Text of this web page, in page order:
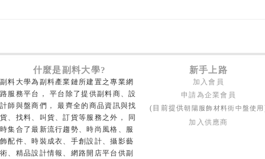
什麼是副料大學? 新手上路
副料大學為副料產業鏈所建置之專業網
路服務平台， 平台除了提供副料商、設
計師與盤商們， 最齊全的商品資訊與找
貨、找料、叫貨、訂貨等服務之外， 同
時集合了最新流行趨勢、時尚風格、服
飾配件、時裝成衣、手創設計、攝影藝
術、精品設計情報、網路開店平台供副
加入會員
申請為企業會員
(目前提供朝陽服飾材料街中盤使用
加入供應商